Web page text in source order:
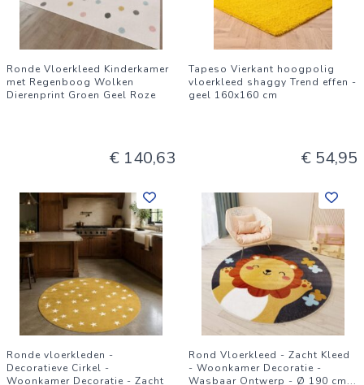
Ronde Vloerkleed Kinderkamer
met Regenboog Wolken
Dierenprint Groen Geel Roze
€ 140,63
Tapeso Vierkant hoogpolig
vloerkleed shaggy Trend effen -
geel 160x160 cm
€ 54,95
Ronde vloerkleden -
Decoratieve Cirkel -
Woonkamer Decoratie - Zacht
Rond Vloerkleed - Zacht Kleed
- Woonkamer Decoratie -
Wasbaar Ontwerp - Ø 190 cm...